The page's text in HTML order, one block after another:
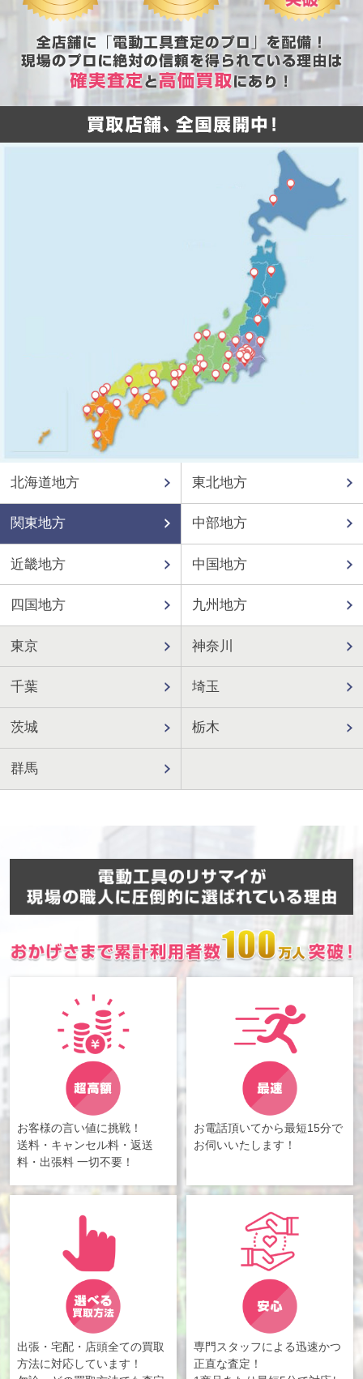
北海道地方 東北地方
関東地方 中部地方
近畿地方 中国地方
四国地方 九州地方
東京 神奈川
千葉 埼玉
茨城 栃木
群馬
お客様の言い値に挑戦！
送料・キャンセル料・返送
料・出張料 一切不要！
お電話頂いてから最短15分で
お伺いいたします！
出張・宅配・店頭全ての買取
方法に対応しています！
専門スタッフによる迅速かつ
正直な査定！